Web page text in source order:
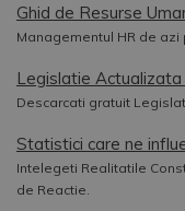
Ghid de Resurse
Managementul HR de azi
Legislatie Actualizata
Descarcati gratuit
Statistici care ne
Intelegeti Realitatile
de Reactie.